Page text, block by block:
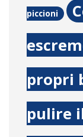
piccioni
propri
pulire